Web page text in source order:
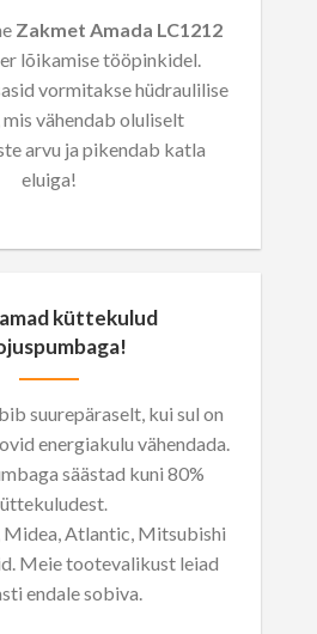
Zakmet Amada LC1212
lõikamise tööpinkidel.
vormitakse hüdraulilise
vähendab oluliselt
arvu ja pikendab katla
eluiga!
küttekulud
suurepäraselt, kui sul on
energiakulu vähendada.
säästad kuni 80%
.
Midea, Atlantic, Mitsubishi
Meie tootevalikust leiad
endale sobiva.